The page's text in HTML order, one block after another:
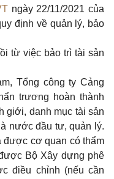
ngày 22/11/2021 của
định về quản lý, bảo
từ việc bảo trì tài sản
Tổng công ty Cảng
trương hoàn thành
giới, danh mục tài sản
nước đầu tư, quản lý.
được cơ quan có thẩm
Bộ Xây dựng phê
điều chỉnh (nếu cần